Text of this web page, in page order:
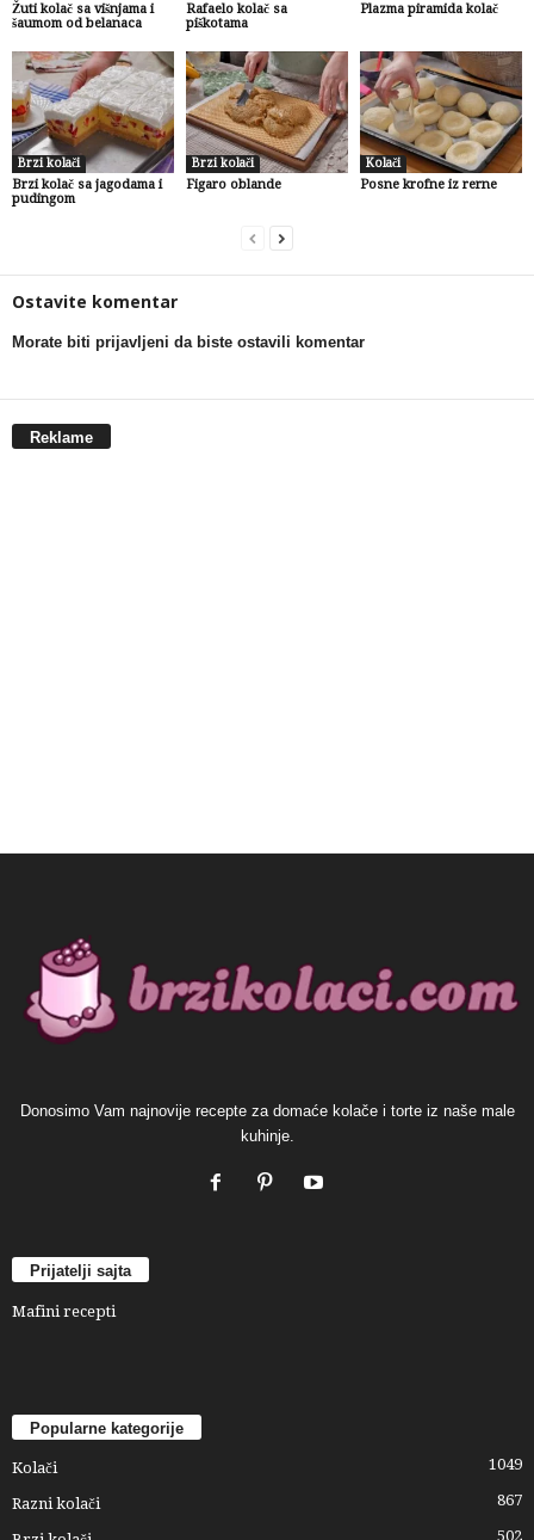
Žuti kolač sa višnjama i
šaumom od belanaca
Rafaelo kolač sa
piškotama
Plazma piramida kolač
Brzi kolači
Brzi kolač sa jagodama i
pudingom
Brzi kolači
Figaro oblande
Kolači
Posne krofne iz rerne
Ostavite komentar
Morate biti prijavljeni da biste ostavili komentar
Reklame
Donosimo Vam najnovije recepte za domaće kolače i torte iz naše male
kuhinje.
Prijatelji sajta
Mafini recepti
Popularne kategorije
Kolači 1049
Razni kolači 867
502